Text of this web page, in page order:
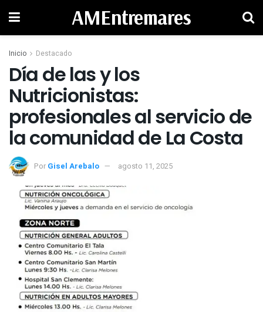
AMEntremares
Inicio Destacado
Día de las y los
Nutricionistas:
profesionales al servicio de
la comunidad de La Costa
Por Gisel Arebalo agosto 11, 2025